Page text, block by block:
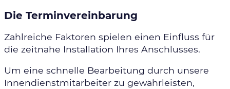
Die Terminvereinbarung
Zahlreiche Faktoren spielen einen Einfluss für
die zeitnahe Installation Ihres Anschlusses.
Um eine schnelle Bearbeitung durch unsere
Innendienstmitarbeiter zu gewährleisten,